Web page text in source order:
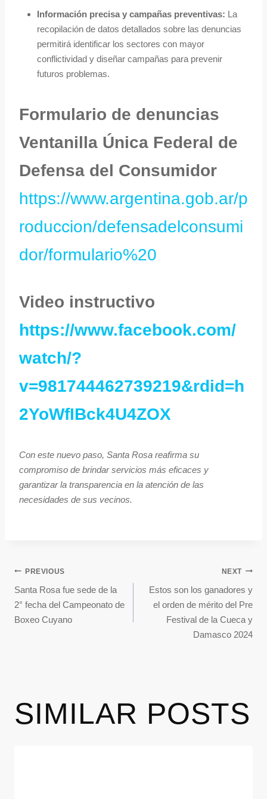
Información precisa y campañas preventivas: La
recopilación de datos detallados sobre las denuncias
permitirá identificar los sectores con mayor
conflictividad y diseñar campañas para prevenir
futuros problemas.
Formulario de denuncias
Ventanilla Única Federal de
Defensa del Consumidor
https://www.argentina.gob.ar/p
roduccion/defensadelconsumi
dor/formulario%20
Video instructivo
https://www.facebook.com/
watch/?
v=981744462739219&rdid=h
2YoWfIBck4U4ZOX
Con este nuevo paso, Santa Rosa reafirma su
compromiso de brindar servicios más eficaces y
garantizar la transparencia en la atención de las
necesidades de sus vecinos.
PREVIOUS
Santa Rosa fue sede de la
2° fecha del Campeonato de
Boxeo Cuyano
NEXT
Estos son los ganadores y
el orden de mérito del Pre
Festival de la Cueca y
Damasco 2024
SIMILAR POSTS